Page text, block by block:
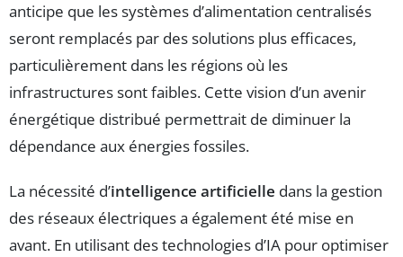
anticipe que les systèmes d’alimentation centralisés
seront remplacés par des solutions plus efficaces,
particulièrement dans les régions où les
infrastructures sont faibles. Cette vision d’un avenir
énergétique distribué permettrait de diminuer la
dépendance aux énergies fossiles.
La nécessité d’intelligence artificielle dans la gestion
des réseaux électriques a également été mise en
avant. En utilisant des technologies d’IA pour optimiser